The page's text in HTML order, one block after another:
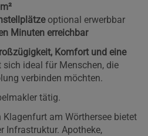
optional erwerbbar
Minuten erreichbar
Komfort und eine
ideal für Menschen, die
verbinden möchten.
tätig.
am Wörthersee bietet
Infrastruktur. Apotheke,